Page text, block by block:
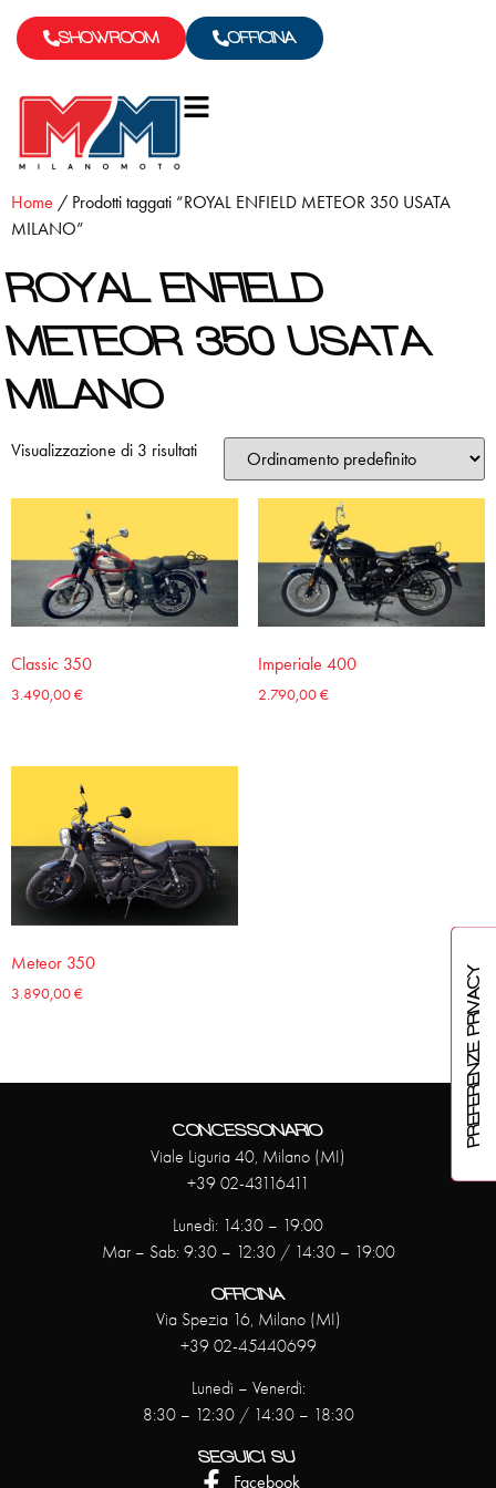
SHOWROOM OFFICINA
Home / Prodotti taggati “ROYAL ENFIELD METEOR 350 USATA
MILANO”
ROYAL ENFIELD
METEOR 350 USATA
MILANO
Visualizzazione di 3 risultati
Classic 350
3.490,00€
Imperiale 400
2.790,00€
Meteor 350
3.890,00€
CONCESSONARIO
Viale Liguria 40, Milano (MI)
+39 02-43116411
Lunedì: 14:30 – 19:00
Mar – Sab: 9:30 – 12:30 / 14:30 – 19:00
OFFICINA
Via Spezia 16, Milano (MI)
+39 02-45440699
Lunedì – Venerdì:
8:30 – 12:30 / 14:30 – 18:30
SEGUICI SU
Facebook